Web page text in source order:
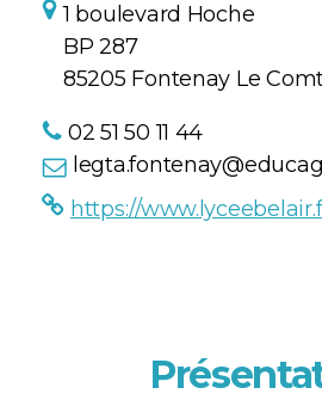
1 boulevard Hoche
BP 287
85205 Fontenay Le
02 51 50 11 44
https://